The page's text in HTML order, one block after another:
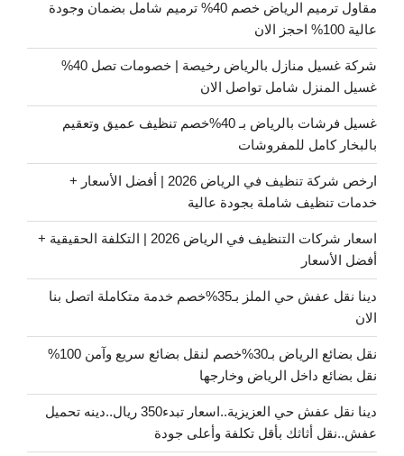
مقاول ترميم الرياض خصم 40% ترميم شامل بضمان وجودة
عالية 100% احجز الان
شركة غسيل منازل بالرياض رخيصة | خصومات تصل 40%
غسيل المنزل شامل تواصل الان
غسيل فرشات بالرياض بـ 40%خصم تنظيف عميق وتعقيم
بالبخار كامل للمفروشات
ارخص شركة تنظيف في الرياض 2026 | أفضل الأسعار +
خدمات تنظيف شاملة بجودة عالية
اسعار شركات التنظيف في الرياض 2026 | التكلفة الحقيقية +
أفضل الأسعار
دينا نقل عفش حي الملز بـ35%خصم خدمة متكاملة اتصل بنا
الان
نقل بضائع الرياض بـ30%خصم لنقل بضائع سريع وآمن 100%
نقل بضائع داخل الرياض وخارجها
دينا نقل عفش حي العزيزية..اسعار تبدء350 ريال..دينه تحميل
عفش..نقل أثاثك بأقل تكلفة وأعلى جودة